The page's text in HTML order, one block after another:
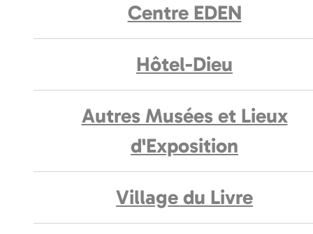
Centre EDEN
Hôtel-Dieu
Autres Musées et Lieux
d'Exposition
Village du Livre